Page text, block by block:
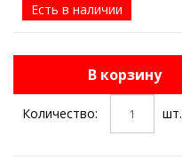
Есть в наличии
В корзину
Количество: шт.